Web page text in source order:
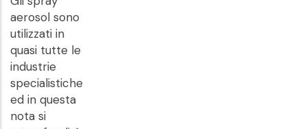
aerosol sono
utilizzati in
quasi tutte le
industrie
specialistiche
ed in questa
nota si